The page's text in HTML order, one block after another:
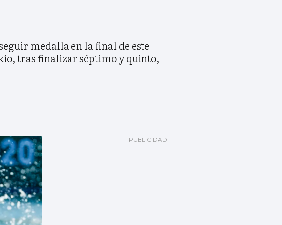
medalla en la final de este
tras finalizar séptimo y quinto,